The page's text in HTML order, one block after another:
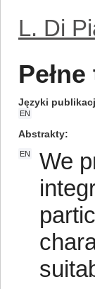
L. Di
Języki
EN
Abstrakty
EN
We